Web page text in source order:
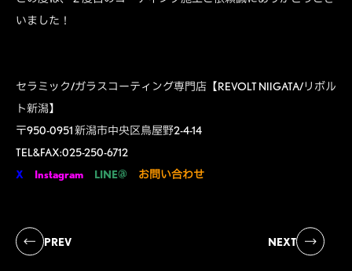
いました！
セラミック/ガラスコーティング専門店【REVOLT NIIGATA/リボル
ト新潟】
〒950-0951 新潟市中央区鳥屋野2-4-14
TEL&FAX:025-250-6712
X
Instagram LINE@ お問い合わせ
PREV NEXT